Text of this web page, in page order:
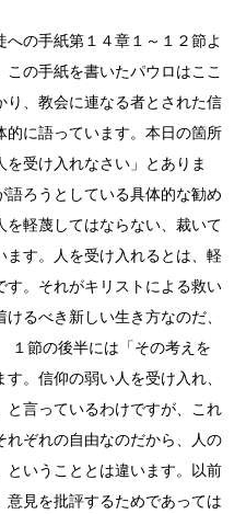
の手紙第１４章１～１２節よ
の手紙を書いたパウロはここ
り、教会に連なる者とされた信
に語っています。本日の箇所
受け入れなさい」とありま
ろうとしている具体的な勧め
軽蔑してはならない、裁いて
ます。人を受け入れるとは、軽
。それがキリストによる救い
るべき新しい生き方なのだ、
節の後半には「その考えを
。信仰の弱い人を受け入れ、
と言っているわけですが、これ
れぞれの自由なのだから、人の
いうこととは違います。以前
見を批評するためであっては